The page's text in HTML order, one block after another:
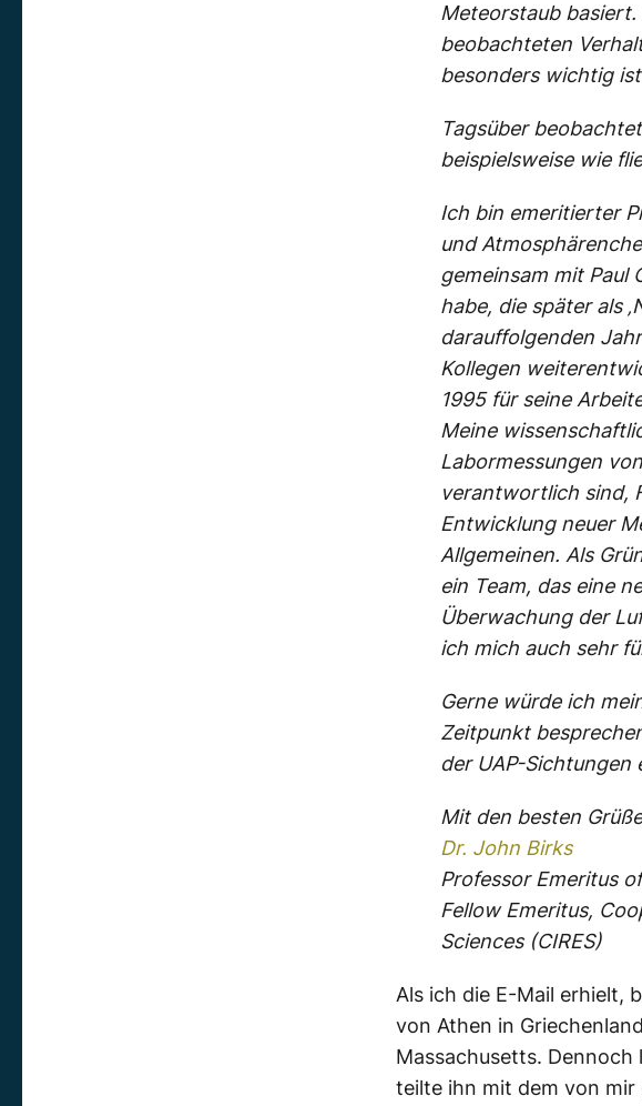
Meteorstaub
beobachteten
besonders wichtig
Tagsüber
beispielsweise wie
Ich bin emeritierter
und
gemeinsam mit Paul
habe, die später als
darauffolgenden
Kollegen
1995 für seine
Meine
Labormessungen
verantwortlich sind,
Entwicklung neuer
Allgemeinen. Als
ein Team, das eine
Überwachung der
ich mich auch sehr
Gerne würde ich
Zeitpunkt
der UAP-Sichtungen
Mit den besten
Dr. John Birks
Professor Emeritus
Fellow Emeritus,
Sciences (CIRES)
Als ich die E-Mail erhielt,
von Athen in
Massachusetts.
teilte ihn mit dem von mir